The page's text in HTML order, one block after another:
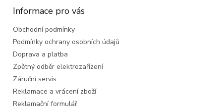
Informace pro vás
Obchodní podmínky
Podmínky ochrany osobních údajů
Doprava a platba
Zpětný odběr elektrozařízení
Záruční servis
Reklamace a vrácení zboží
Reklamační formulář